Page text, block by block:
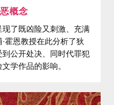
概念
了既凶险又刺激、充满
霍恩教授在此分析了狄
公开处决、同时代罪犯
学作品的影响。